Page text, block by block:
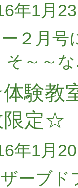
年1月
２月
そ～～な
験教
限定☆
年1月
ブド